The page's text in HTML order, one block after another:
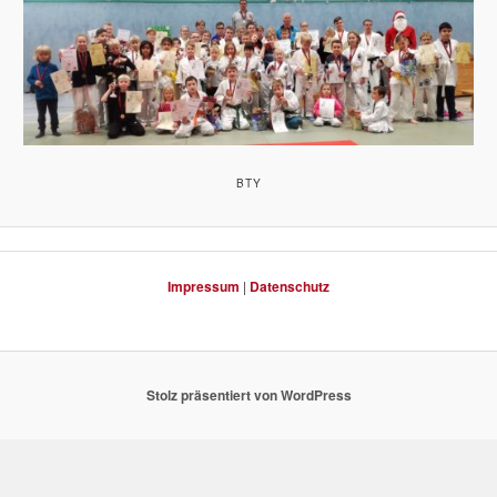
BTY
Impressum | Datenschutz
Stolz präsentiert von WordPress